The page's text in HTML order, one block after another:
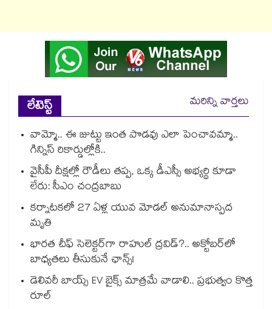
లేటెస్ట్
మరిన్ని వార్తలు
వామ్మో.. ఈ జుట్టు ఇంత పొడవు ఎలా పెంచావమ్మా..
గిన్నిస్ రికార్డుల్లోకి..
వైసీపీ దీక్షల్లో రౌడీలు తప్ప, ఒక్క డీఎస్సీ అభ్యర్థి కూడా
లేరు: సీఎం చంద్రబాబు
కర్నాటకలో 27 ఏళ్ల యువ మోడల్ అనుమానాస్పద
మృతి
భారత చీఫ్ సెలెక్టర్⁬గా రాహుల్ ద్రవిడ్?.. అక్టోబర్‌లో
బాధ్యతలు తీసుకునే ఛాన్స్!
డెలివరీ బాయ్స్ EV బైక్స్ మాత్రమే వాడాలి.. ప్రభుత్వం కొత్త
రూల్